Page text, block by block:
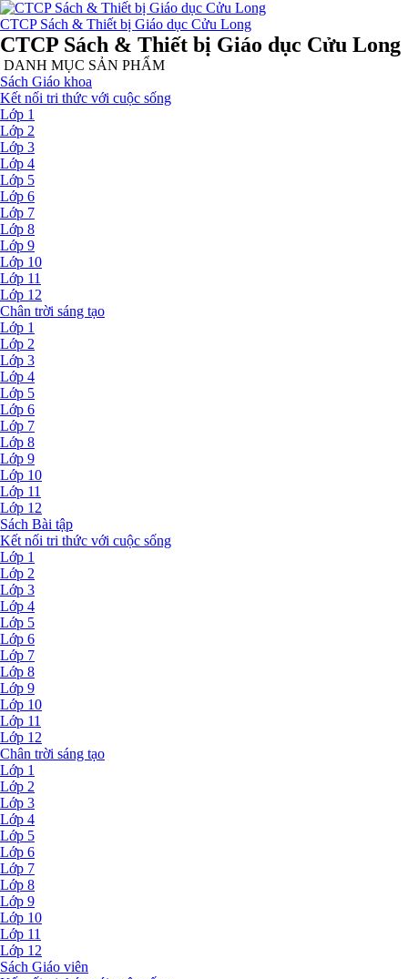
CTCP Sách & Thiết bị Giáo dục Cửu Long
CTCP Sách & Thiết bị Giáo dục Cửu Long
DANH MỤC SẢN PHẨM
Sách Giáo khoa
Kết nối tri thức với cuộc sống
Lớp 1
Lớp 2
Lớp 3
Lớp 4
Lớp 5
Lớp 6
Lớp 7
Lớp 8
Lớp 9
Lớp 10
Lớp 11
Lớp 12
Chân trời sáng tạo
Lớp 1
Lớp 2
Lớp 3
Lớp 4
Lớp 5
Lớp 6
Lớp 7
Lớp 8
Lớp 9
Lớp 10
Lớp 11
Lớp 12
Sách Bài tập
Kết nối tri thức với cuộc sống
Lớp 1
Lớp 2
Lớp 3
Lớp 4
Lớp 5
Lớp 6
Lớp 7
Lớp 8
Lớp 9
Lớp 10
Lớp 11
Lớp 12
Chân trời sáng tạo
Lớp 1
Lớp 2
Lớp 3
Lớp 4
Lớp 5
Lớp 6
Lớp 7
Lớp 8
Lớp 9
Lớp 10
Lớp 11
Lớp 12
Sách Giáo viên